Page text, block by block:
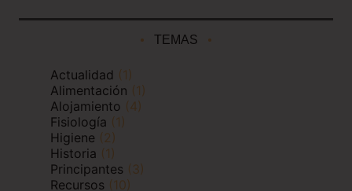
TEMAS
Actualidad (1)
Alimentación (1)
Alojamiento (4)
Fisiología (1)
Higiene (2)
Historia (1)
Principantes (3)
Recursos (10)